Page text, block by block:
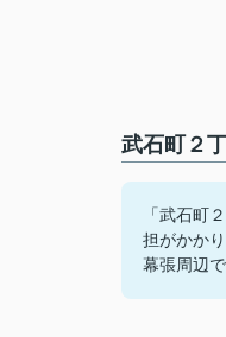
武石町２
「武石町
担がかか
幕張周辺